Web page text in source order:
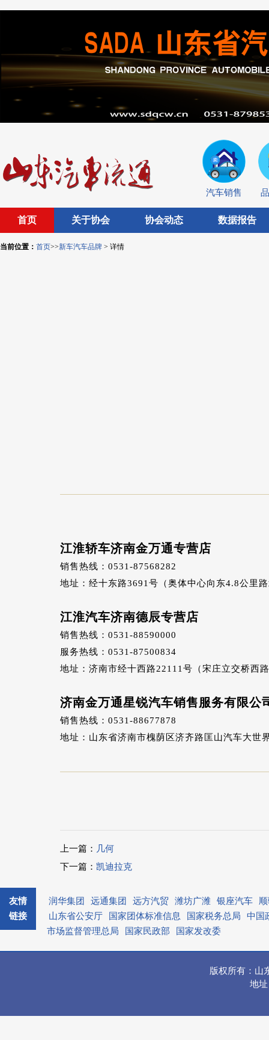
汽车销售
首页 关于协会 协会动态 数据报告
当前位置： 首页>>新车汽车品牌 > 详情
江淮轿车济南金万通专营店
销售热线：0531-87568282
地址：经十东路3691号（奥体中心向东4.8公里
江淮汽车济南德辰专营店
销售热线：0531-88590000
服务热线：0531-87500834
地址：济南市经十西路22111号（宋庄立交桥西
济南金万通星锐汽车销售服务有限公
销售热线：0531-88677878
地址：山东省济南市槐荫区济齐路匡山汽车大世
上一篇： 几何
下一篇： 凯迪拉克
友情
链接
润华集团 远通集团 远方汽贸 潍坊广潍 银座汽车
山东省公安厅
国家团体标准信息 国家税务总局
中国
市场监督管理总局
国家民政部 国家发改委
版权所有：山
地址